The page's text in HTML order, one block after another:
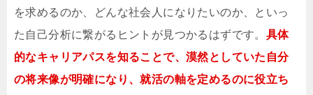
を求めるのか、どんな社会人になりたいのか、といっ
た自己分析に繋がるヒントが見つかるはずです。 具体
的なキャリアパスを知ることで、漠然としていた自分
の将来像が明確になり、就活の軸を定めるのに役立ち